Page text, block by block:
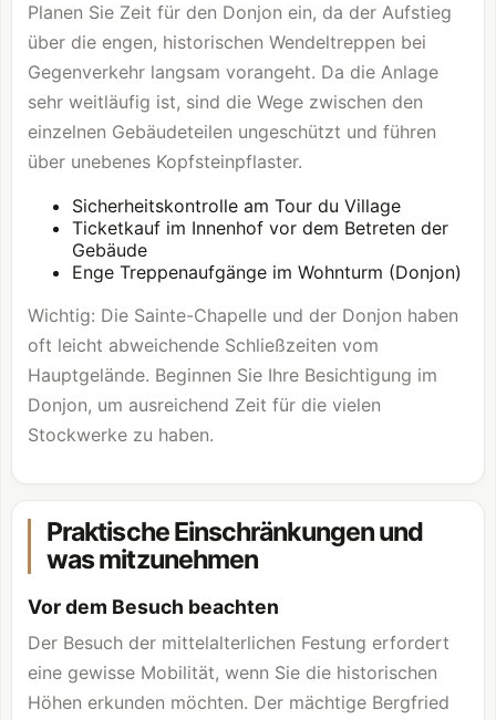
Planen Sie Zeit für den Donjon ein, da der Aufstieg
über die engen, historischen Wendeltreppen bei
Gegenverkehr langsam vorangeht. Da die Anlage
sehr weitläufig ist, sind die Wege zwischen den
einzelnen Gebäudeteilen ungeschützt und führen
über unebenes Kopfsteinpflaster.
Sicherheitskontrolle am Tour du Village
Ticketkauf im Innenhof vor dem Betreten der
Gebäude
Enge Treppenaufgänge im Wohnturm (Donjon)
Wichtig: Die Sainte-Chapelle und der Donjon haben
oft leicht abweichende Schließzeiten vom
Hauptgelände. Beginnen Sie Ihre Besichtigung im
Donjon, um ausreichend Zeit für die vielen
Stockwerke zu haben.
Praktische Einschränkungen und
was mitzunehmen
Vor dem Besuch beachten
Der Besuch der mittelalterlichen Festung erfordert
eine gewisse Mobilität, wenn Sie die historischen
Höhen erkunden möchten. Der mächtige Bergfried